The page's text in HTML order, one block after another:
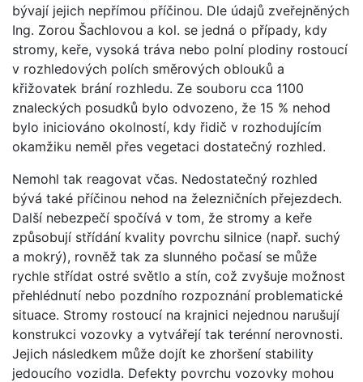
bývají jejich nepřímou příčinou. Dle údajů zveřejněných
Ing. Zorou Šachlovou a kol. se jedná o případy, kdy
stromy, keře, vysoká tráva nebo polní plodiny rostoucí
v rozhledových polích směrových oblouků a
křižovatek brání rozhledu. Ze souboru cca 1100
znaleckých posudků bylo odvozeno, že 15 % nehod
bylo iniciováno okolností, kdy řidič v rozhodujícím
okamžiku neměl přes vegetaci dostatečný rozhled.
Nemohl tak reagovat včas. Nedostatečný rozhled
bývá také příčinou nehod na železničních přejezdech.
Další nebezpečí spočívá v tom, že stromy a keře
způsobují střídání kvality povrchu silnice (např. suchý
a mokrý), rovněž tak za slunného počasí se může
rychle střídat ostré světlo a stín, což zvyšuje možnost
přehlédnutí nebo pozdního rozpoznání problematické
situace. Stromy rostoucí na krajnici nejednou narušují
konstrukci vozovky a vytvářejí tak terénní nerovnosti.
Jejich následkem může dojít ke zhoršení stability
jedoucího vozidla. Defekty povrchu vozovky mohou